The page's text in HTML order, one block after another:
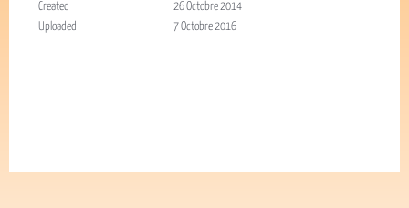
Created
26 Octobre 2014
Uploaded
7 Octobre 2016